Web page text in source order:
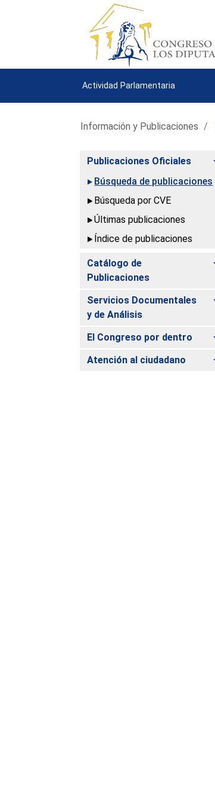
Actividad Parlamentaria
Información y Publicaciones
Publicaciones Oficiales
Búsqueda de publicaciones
Búsqueda por CVE
Últimas publicaciones
Índice de publicaciones
Catálogo de
Publicaciones
Servicios Documentales
y de Análisis
El Congreso por dentro
Atención al ciudadano